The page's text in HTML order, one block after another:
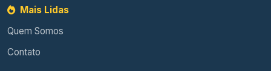
Mais Lidas
Quem Somos
Contato